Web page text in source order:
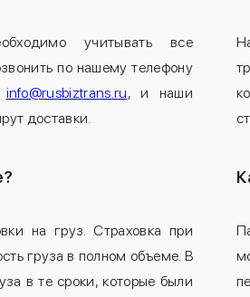
учитывать все
по нашему телефону
info@rusbiztrans.ru, и наши
доставки.
на груз. Страховка при
груза в полном объеме. В
в те сроки, которые были